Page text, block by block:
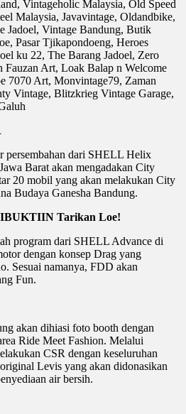
Vintageholic Malaysia, Old Speed
Malaysia, Javavintage, Oldandbike,
Jadoel, Vintage Bandung, Butik
Pasar Tjikapondoeng, Heroes
ku 22, The Barang Jadoel, Zero
Fauzan Art, Loak Balap n Welcome
7070 Art, Monvintage79, Zaman
Vintage, Blitzkrieg Vintage Garage,
persembahan dari SHELL Helix
Barat akan mengadakan City
20 mobil yang akan melakukan City
Budaya Ganesha Bandung.
Tarikan Loe!
program dari SHELL Advance di
dengan konsep Drag yang
Sesuai namanya, FDD akan
Fun.
akan dihiasi foto booth dengan
Ride Meet Fashion. Melalui
CSR dengan keseluruhan
Levis yang akan didonasikan
air bersih.